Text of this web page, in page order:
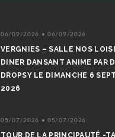
06/09/2026 • 06/09/2026
VERGNIES – SALLE NOS
DINER DANSANT ANIME PAR
DROPSY LE DIMANCHE 6
2026
05/07/2026 • 05/07/2026
TOUR DE LA PRINCIPAUTÉ -